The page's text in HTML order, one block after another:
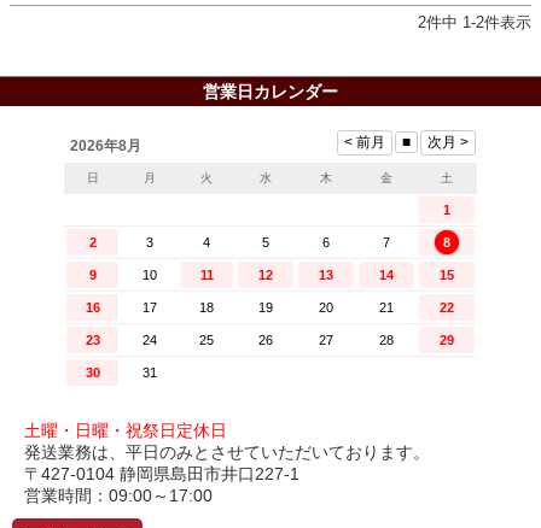
2件中 1-2件表示
営業日カレンダー
土曜・日曜・祝祭日定休日
発送業務は、平日のみとさせていただいております。
〒427-0104 静岡県島田市井口227-1
営業時間：09:00～17:00